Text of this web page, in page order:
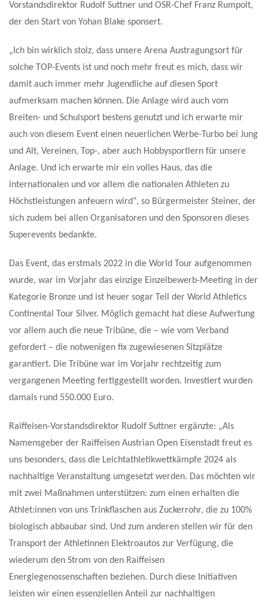
Vorstandsdirektor Rudolf Suttner und OSR-Chef Franz Rumpolt,
der den Start von Yohan Blake sponsert.
„Ich bin wirklich stolz, dass unsere Arena Austragungsort für
solche TOP-Events ist und noch mehr freut es mich, dass wir
damit auch immer mehr Jugendliche auf diesen Sport
aufmerksam machen können. Die Anlage wird auch vom
Breiten- und Schulsport bestens genutzt und ich erwarte mir
auch von diesem Event einen neuerlichen Werbe-Turbo bei Jung
und Alt, Vereinen, Top-, aber auch Hobbysportlern für unsere
Anlage. Und ich erwarte mir ein volles Haus, das die
internationalen und vor allem die nationalen Athleten zu
Höchstleistungen anfeuern wird“, so Bürgermeister Steiner, der
sich zudem bei allen Organisatoren und den Sponsoren dieses
Superevents bedankte.
Das Event, das erstmals 2022 in die World Tour aufgenommen
wurde, war im Vorjahr das einzige Einzelbewerb-Meeting in der
Kategorie Bronze und ist heuer sogar Teil der World Athletics
Continental Tour Silver. Möglich gemacht hat diese Aufwertung
vor allem auch die neue Tribüne, die – wie vom Verband
gefordert – die notwenigen fix zugewiesenen Sitzplätze
garantiert. Die Tribüne war im Vorjahr rechtzeitig zum
vergangenen Meeting fertiggestellt worden. Investiert wurden
damals rund 550.000 Euro.
Raiffeisen-Vorstandsdirektor Rudolf Suttner ergänzte: „Als
Namensgeber der Raiffeisen Austrian Open Eisenstadt freut es
uns besonders, dass die Leichtathletikwettkämpfe 2024 als
nachhaltige Veranstaltung umgesetzt werden. Das möchten wir
mit zwei Maßnahmen unterstützen: zum einen erhalten die
Athlet:innen von uns Trinkflaschen aus Zuckerrohr, die zu 100%
biologisch abbaubar sind. Und zum anderen stellen wir für den
Transport der Athletinnen Elektroautos zur Verfügung, die
wiederum den Strom von den Raiffeisen
Energiegenossenschaften beziehen. Durch diese Initiativen
leisten wir einen essenziellen Anteil zur nachhaltigen